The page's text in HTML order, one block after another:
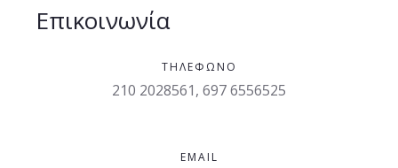
Επικοινωνία
ΤΗΛΈΦΩΝΟ
210 2028561, 697 6556525
EMAIL